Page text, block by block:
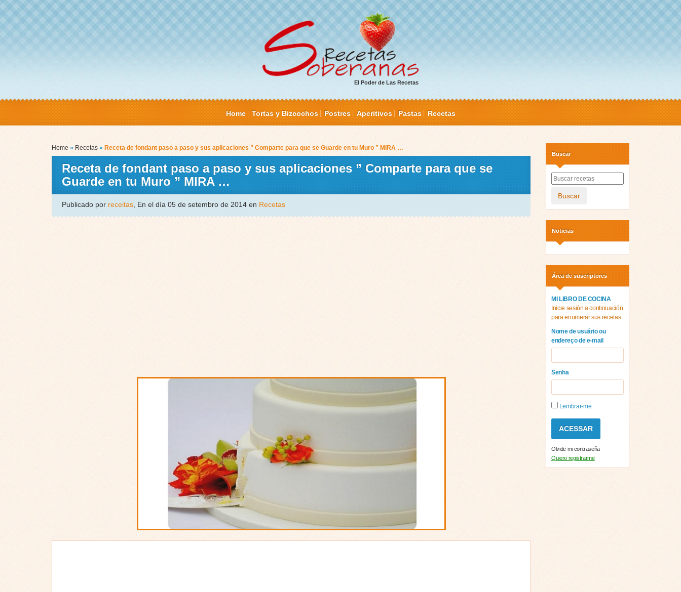
El Poder de Las Recetas
Home Tortas y Bizcochos Postres Aperitivos Pastas Recetas
Home » Recetas » Receta de fondant paso a paso y sus aplicaciones ” Comparte para que se Guarde en tu Muro ” MIRA …
Receta de fondant paso a paso y sus aplicaciones ” Comparte para que se
Guarde en tu Muro ” MIRA …
Publicado por receitas , En el día 05 de setembro de 2014 en Recetas
Buscar
Buscar
Noticias
Área de suscriptores
MI LIBRO DE COCINA
Inicie sesión a continuación
para enumerar sus recetas
Nome de usuário ou
endereço de e-mail
Senha
Lembrar-me
Olvide mi contraseña
Quiero registrarme